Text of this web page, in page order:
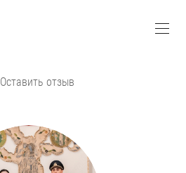
Оставить отзыв